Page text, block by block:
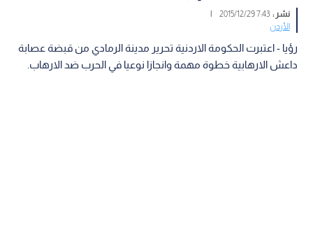
نشر :7:43 2015/12/29
|
الأردن
رؤيا - اعتبرت الحكومة الاردنية تحرير مدينة الرمادي من قبضة عصابة
داعش الارهابية خطوة مهمة وانجازا نوعيا في الحرب ضد الارهاب.